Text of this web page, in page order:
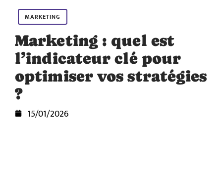
MARKETING
Marketing : quel est
l’indicateur clé pour
optimiser vos stratégies
?
15/01/2026